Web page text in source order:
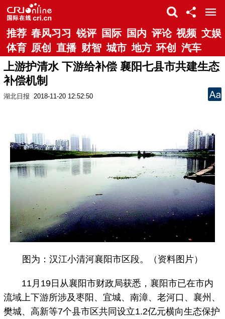
推荐 春风习习 锐评 国际 国内 评论 视频 文娱
体育 原创 直播 财智 城市 地方 环创 汽车
上游护清水 下游给补偿 襄阳七县市共建生态
补偿机制
湖北日报 2018-11-20 12:52:50
图为：汉江小清河襄阳市区段。（资料图片）
11月19日从襄阳市财政局获悉，襄阳市已在市内
流域上下游所涉及枣阳、宜城、南漳、老河口、襄州、
樊城、高新等7个县市区共同设立1.2亿元横向生态保护